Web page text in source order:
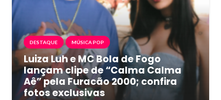
DESTAQUE MÚSICA POP
Luiza Luh e MC Bola de Fogo
lançam clipe de “Calma Calma
Aê” pela Furacão 2000; confira
fotos exclusivas